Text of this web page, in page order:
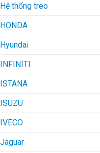
Hệ thống treo
HONDA
Hyundai
INFINITI
ISTANA
ISUZU
IVECO
Jaguar